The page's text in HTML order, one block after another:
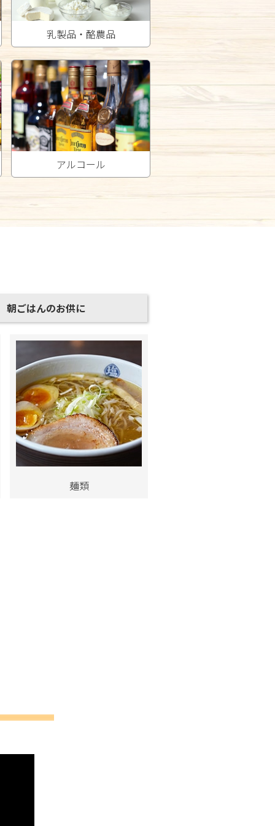
乳製品・酪農品
アルコール
朝ごはんのお供に
麺類